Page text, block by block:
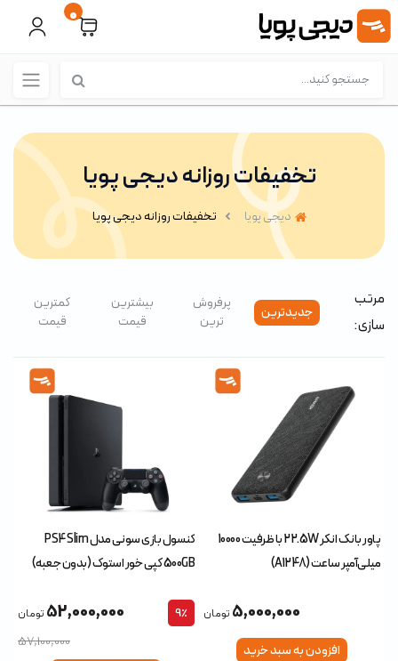
0
تخفیفات روزانه دیجی پویا
دیجی پویا تخفیفات روزانه دیجی پویا
مرتب
سازی:
جدیدترین
پرفروش
ترین
بیشترین
قیمت
کمترین
قیمت
پاور بانک انکر 22.5W با ظرفیت 10000
میلی‌آمپر ساعت (A1248)
5,000,000 تومان
افزودن به سبد خرید
کنسول بازی سونی مدل PS4 Slim
500GB کپی خور استوک (بدون جعبه)
52,000,000 تومان 9٪
57,100,000